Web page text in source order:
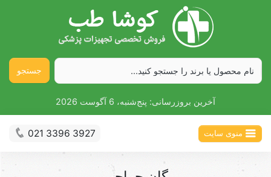
جستجو
آخرین بروزرسانی: پنج‌شنبه، 6 آگوست 2026
منوی سایت 021 3396 3927